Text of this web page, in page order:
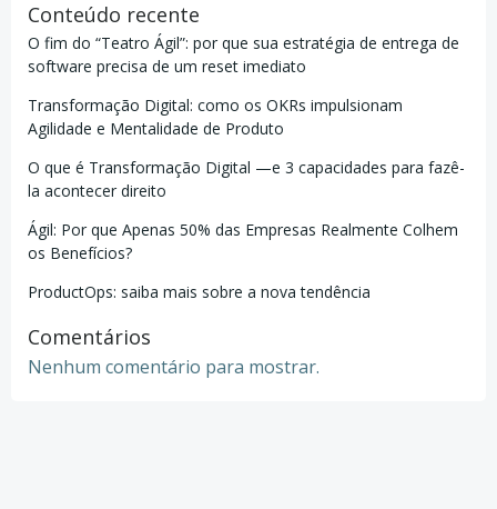
Conteúdo recente
O fim do “Teatro Ágil”: por que sua estratégia de entrega de
software precisa de um reset imediato
Transformação Digital: como os OKRs impulsionam
Agilidade e Mentalidade de Produto
O que é Transformação Digital —e 3 capacidades para fazê-
la acontecer direito
Ágil: Por que Apenas 50% das Empresas Realmente Colhem
os Benefícios?
ProductOps: saiba mais sobre a nova tendência
Comentários
Nenhum comentário para mostrar.